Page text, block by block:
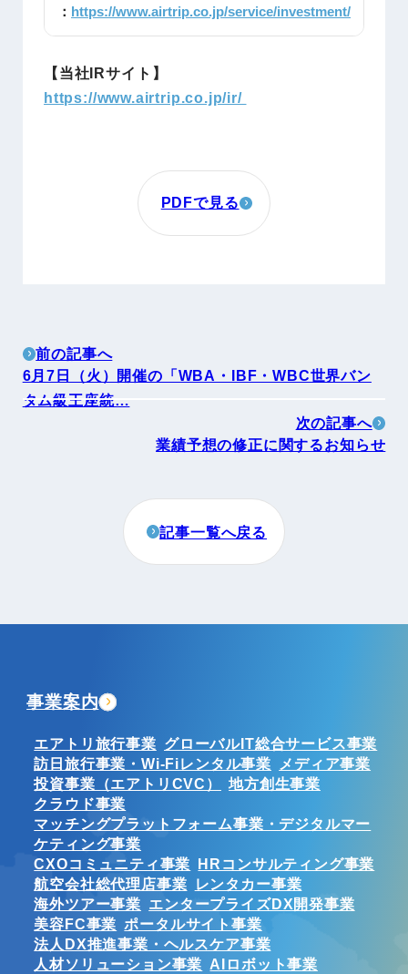
： https://www.airtrip.co.jp/service/investment/
【当社IRサイト】
https://www.airtrip.co.jp/ir/
PDFで見る
前の記事へ
6月7日（火）開催の「WBA・IBF・WBC世界バン
タム級王座統…
次の記事へ
業績予想の修正に関するお知らせ
記事一覧へ戻る
事業案内
エアトリ旅行事業 グローバルIT総合サービス事業
訪日旅行事業・Wi-Fiレンタル事業
メディア事業
投資事業（エアトリCVC）
地方創生事業
クラウド事業
マッチングプラットフォーム事業・デジタルマー
ケティング事業
CXOコミュニティ事業 HRコンサルティング事業
航空会社総代理店事業
レンタカー事業
海外ツアー事業 エンタープライズDX開発事業
美容FC事業 ポータルサイト事業
法人DX推進事業・ヘルスケア事業
人材ソリューション事業 AIロボット事業